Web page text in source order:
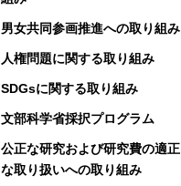
男女共同参画推進への取り組み
人権問題に関する取り組み
SDGsに関する取り組み
文部科学省採択プログラム
公正な研究および研究費の適正
な取り扱いへの取り組み